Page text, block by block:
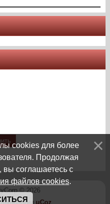
© 2026
uCoz
cookies для более
Продолжая
вы соглашаетесь с
файлов cookies.